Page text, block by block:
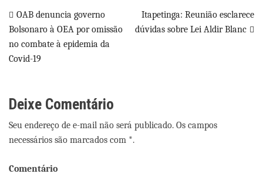
Navegação
de
Post
OAB denuncia governo
Bolsonaro à OEA por omissão
no combate à epidemia da
Covid-19
Itapetinga: Reunião esclarece
dúvidas sobre Lei Aldir Blanc
Deixe Comentário
Seu endereço de e-mail não será publicado. Os campos
necessários são marcados com *.
Comentário